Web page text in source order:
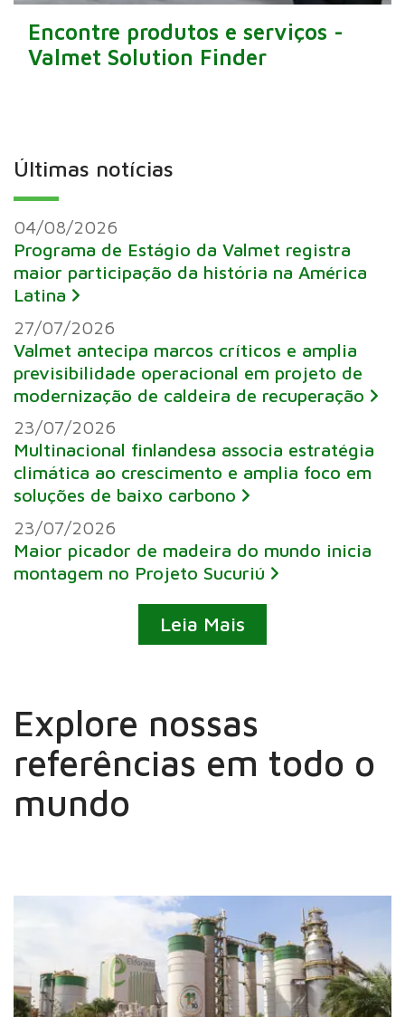
Encontre produtos e serviços -
Valmet Solution Finder
Últimas notícias
04/08/2026
Programa de Estágio da Valmet registra
maior participação da história na América
Latina
27/07/2026
Valmet antecipa marcos críticos e amplia
previsibilidade operacional em projeto de
modernização de caldeira de recuperação
23/07/2026
Multinacional finlandesa associa estratégia
climática ao crescimento e amplia foco em
soluções de baixo carbono
23/07/2026
Maior picador de madeira do mundo inicia
montagem no Projeto Sucuriú
Leia Mais
Explore nossas
referências em todo o
mundo